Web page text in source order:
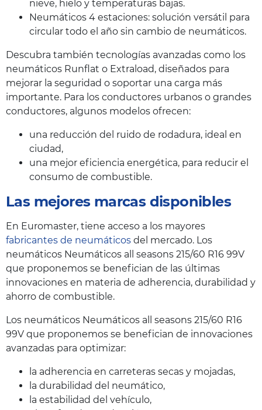
nieve, hielo y temperaturas bajas.
Neumáticos 4 estaciones: solución versátil para
circular todo el año sin cambio de neumáticos.
Descubra también tecnologías avanzadas como los
neumáticos Runflat o Extraload, diseñados para
mejorar la seguridad o soportar una carga más
importante. Para los conductores urbanos o grandes
conductores, algunos modelos ofrecen:
una reducción del ruido de rodadura, ideal en
ciudad,
una mejor eficiencia energética, para reducir el
consumo de combustible.
Las mejores marcas disponibles
En Euromaster, tiene acceso a los mayores
fabricantes de neumáticos del mercado. Los
neumáticos Neumáticos all seasons 215/60 R16 99V
que proponemos se benefician de las últimas
innovaciones en materia de adherencia, durabilidad y
ahorro de combustible.
Los neumáticos Neumáticos all seasons 215/60 R16
99V que proponemos se benefician de innovaciones
avanzadas para optimizar:
la adherencia en carreteras secas y mojadas,
la durabilidad del neumático,
la estabilidad del vehículo,